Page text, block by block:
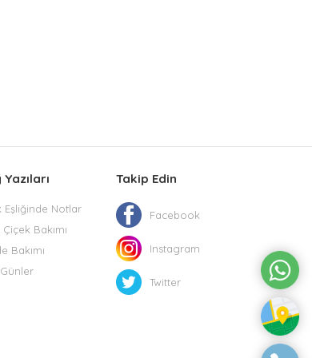
Eşliğinde Notlar
Çiçek Bakımı
Bakımı
Takip Edin
Facebook
Instagram
Twitter